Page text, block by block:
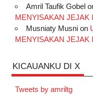
Amril Taufik Gobel
MENYISAKAN JEJAK
Musniaty Musnion
MENYISAKAN JEJAK
KICAUANKU DI X
Tweets by amriltg